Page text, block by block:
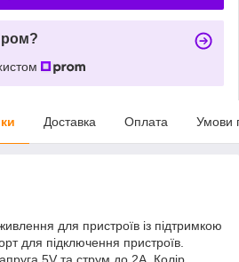
Доставка Оплата Умови
для пристроїв із підтримкою
для підключення пристроїв.
5V та струм до 2A. Колір